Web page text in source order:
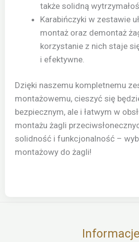
także solidną
Karabińczyki w zestawie
montaż oraz demontaż
korzystanie z nich staje
i efektywne.
Dzięki naszemu kompletnemu
montażowemu, cieszyć się
bezpiecznym, ale i łatwym w
montażu żagli
solidność i funkcjonalność –
montażowy do żagli!
Informacje